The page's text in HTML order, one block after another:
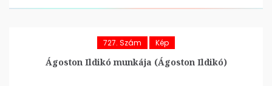
727. Szám Kép
Ágoston Ildikó munkája (Ágoston Ildikó)